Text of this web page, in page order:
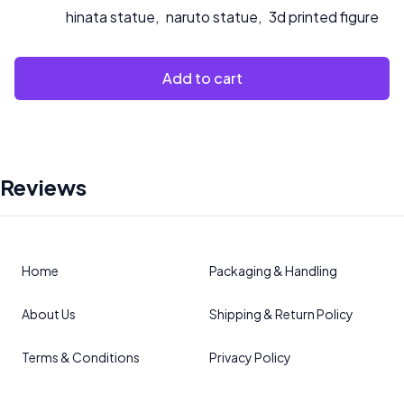
hinata statue, naruto statue, 3d printed figure
Add to cart
Reviews
Home
About Us
Terms & Conditions
Packaging & Handling
Shipping & Return Policy
Privacy Policy